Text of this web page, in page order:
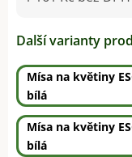
Další varianty
Mísa na květiny
bílá
Mísa na květiny
bílá